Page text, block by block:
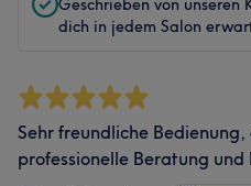
Geschrieben von
dich in jedem Salon
Sehr freundliche
professionelle Beratung und